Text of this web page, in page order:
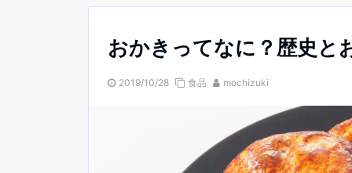
おかきってなに？歴史と
2019/10/28 食品 mochizuki